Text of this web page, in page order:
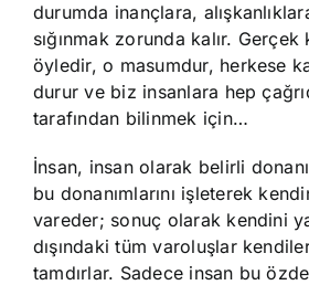
durumda inançlara,
sığınmak zorunda kalır. Gerçek
öyledir, o masumdur, herkese
durur ve biz insanlara hep
tarafından bilinmek için…
İnsan, insan olarak belirli
bu donanımlarını işleterek
vareder; sonuç olarak kendini
dışındaki tüm varoluşlar
tamdırlar. Sadece insan bu